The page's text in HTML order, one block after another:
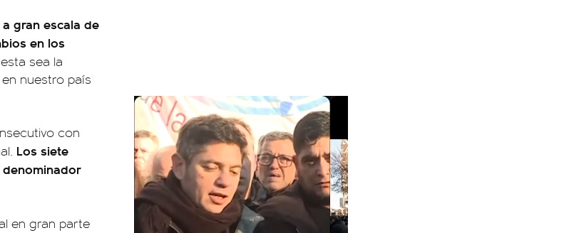
gran escala de
en los
sea la
nuestro país
con
Los siete
en gran parte